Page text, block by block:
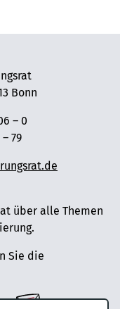
Bonn
– 0
79
über alle Themen
Sie die